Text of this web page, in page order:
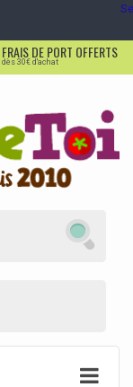
FRAIS DE PORT OFFERTS
dès 30€ d'achat